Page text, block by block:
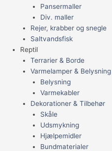
Pansermaller
Div. maller
Rejer, krabber og snegle
Saltvandsfisk
Reptil
Terrarier & Borde
Varmelamper & Belysning
Belysning
Varmekabler
Dekorationer & Tilbehør
Skåle
Udsmykning
Hjælpemidler
Bundmaterialer